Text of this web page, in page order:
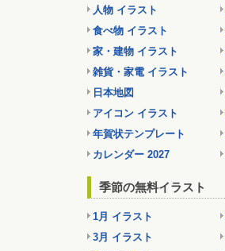
人物 イラスト
食べ物 イラスト
家・建物 イラスト
雑貨・家電 イラスト
日本地図
アイコン イラスト
年賀状テンプレート
カレンダー 2027
季節の無料イラスト
1月 イラスト
3月 イラスト